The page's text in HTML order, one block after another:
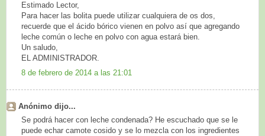
Estimado Lector,
Para hacer las bolita puede utilizar cualquiera de os dos,
recuerde que el ácido bórico vienen en polvo así que agregando
leche común o leche en polvo con agua estará bien.
Un saludo,
EL ADMINISTRADOR.
8 de febrero de 2014 a las 21:01
Anónimo dijo...
Se podrá hacer con leche condenada? He escuchado que se le
puede echar camote cosido y se lo mezcla con los ingredientes